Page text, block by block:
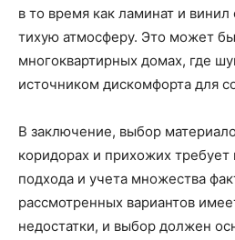
в то время как ламинат и
тихую атмосферу. Это может
многоквартирных домах, где
источником дискомфорта для
В заключение, выбор
коридорах и прихожих требует
подхода и учета множества
рассмотренных вариантов
недостатки, и выбор должен